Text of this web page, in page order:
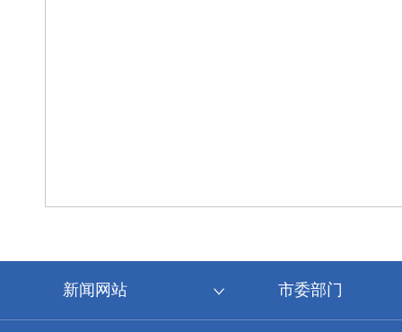
新闻网站 市委部门